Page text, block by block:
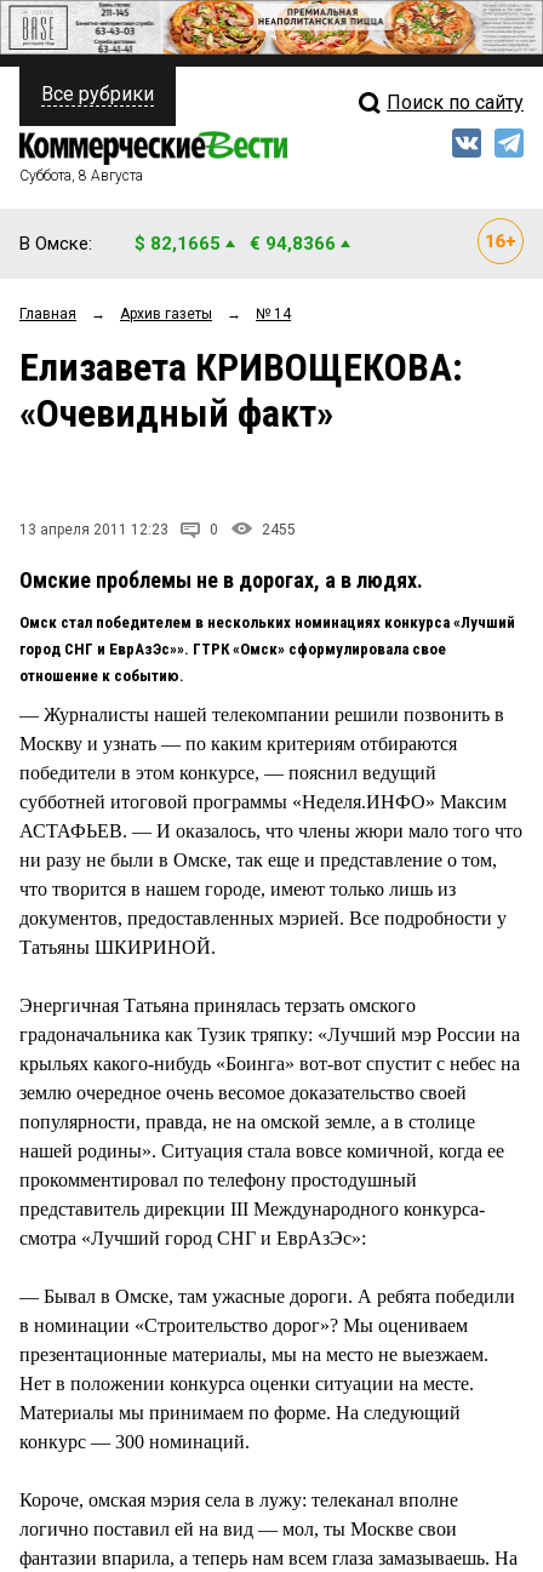
ПОЛИТИКА
ФИНАНСЫ
ОБЩЕСТВО
ЗАКОН
НОВОСТИ КОМПАНИЙ
СТИЛЬ ЖИЗНИ
Свежий выпуск
Рейтинги
Блоги
Все рубрики Поиск по сайту
Суббота, 8 Августа
В Омске: $ 82,1665 € 94,8366
Главная → Архив газеты → № 14
Елизавета КРИВОЩЕКОВА:
«Очевидный факт»
13 апреля 2011 12:23 0 2455
Омские проблемы не в дорогах, а в людях.
Омск стал победителем в нескольких номинациях конкурса «Лучший
город СНГ и ЕврАзЭс»». ГТРК «Омск» сформулировала свое
отношение к событию.
— Журналисты нашей телекомпании решили позвонить в
Москву и узнать — по каким критериям отбираются
победители в этом конкурсе, — пояснил ведущий
субботней итоговой программы «Неделя.ИНФО» Максим
АСТАФЬЕВ. — И оказалось, что члены жюри мало того что
ни разу не были в Омске, так еще и представление о том,
что творится в нашем городе, имеют только лишь из
документов, предоставленных мэрией. Все подробности у
Татьяны ШКИРИНОЙ.
Энергичная Татьяна принялась терзать омского
градоначальника как Тузик тряпку: «Лучший мэр России на
крыльях какого-нибудь «Боинга» вот-вот спустит с небес на
землю очередное очень весомое доказательство своей
популярности, правда, не на омской земле, а в столице
нашей родины». Ситуация стала вовсе комичной, когда ее
прокомментировал по телефону простодушный
представитель дирекции III Международного конкурса-
смотра «Лучший город СНГ и ЕврАзЭс»:
— Бывал в Омске, там ужасные дороги. А ребята победили
в номинации «Строительство дорог»? Мы оцениваем
презентационные материалы, мы на место не выезжаем.
Нет в положении конкурса оценки ситуации на месте.
Материалы мы принимаем по форме. На следующий
конкурс — 300 номинаций.
Короче, омская мэрия села в лужу: телеканал вполне
логично поставил ей на вид — мол, ты Москве свои
фантазии впарила, а теперь нам всем глаза замазываешь. На